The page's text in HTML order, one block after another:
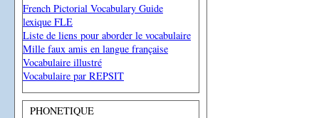
French Pictorial Vocabulary Guide
lexique FLE
Liste de liens pour aborder le vocabulaire
Mille faux amis en langue française
Vocabulaire illustré
Vocabulaire par REPSIT
PHONETIQUE